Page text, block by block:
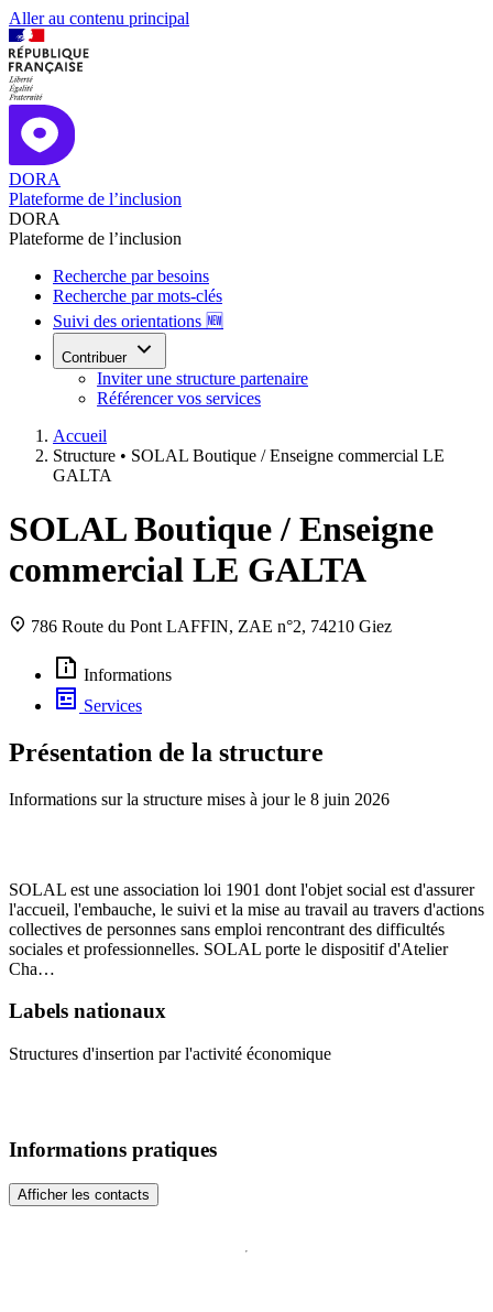
Aller au contenu principal
DORA
Plateforme de l’inclusion
DORA
Plateforme de l’inclusion
Recherche par besoins
Recherche par mots-clés
Suivi des orientations 🆕
Contribuer
Inviter une structure partenaire
Référencer vos services
Accueil
Structure • SOLAL Boutique / Enseigne commercial LE
GALTA
SOLAL Boutique / Enseigne
commercial LE GALTA
786 Route du Pont LAFFIN, ZAE n°2, 74210 Giez
Informations
Services
Présentation de la structure
Informations sur la structure mises à jour le 8 juin 2026
SOLAL est une association loi 1901 dont l'objet social est d'assurer
l'accueil, l'embauche, le suivi et la mise au travail au travers d'actions
collectives de personnes sans emploi rencontrant des difficultés
sociales et professionnelles. SOLAL porte le dispositif d'Atelier
Cha…
Labels nationaux
Structures d'insertion par l'activité économique
Informations pratiques
Afficher les contacts